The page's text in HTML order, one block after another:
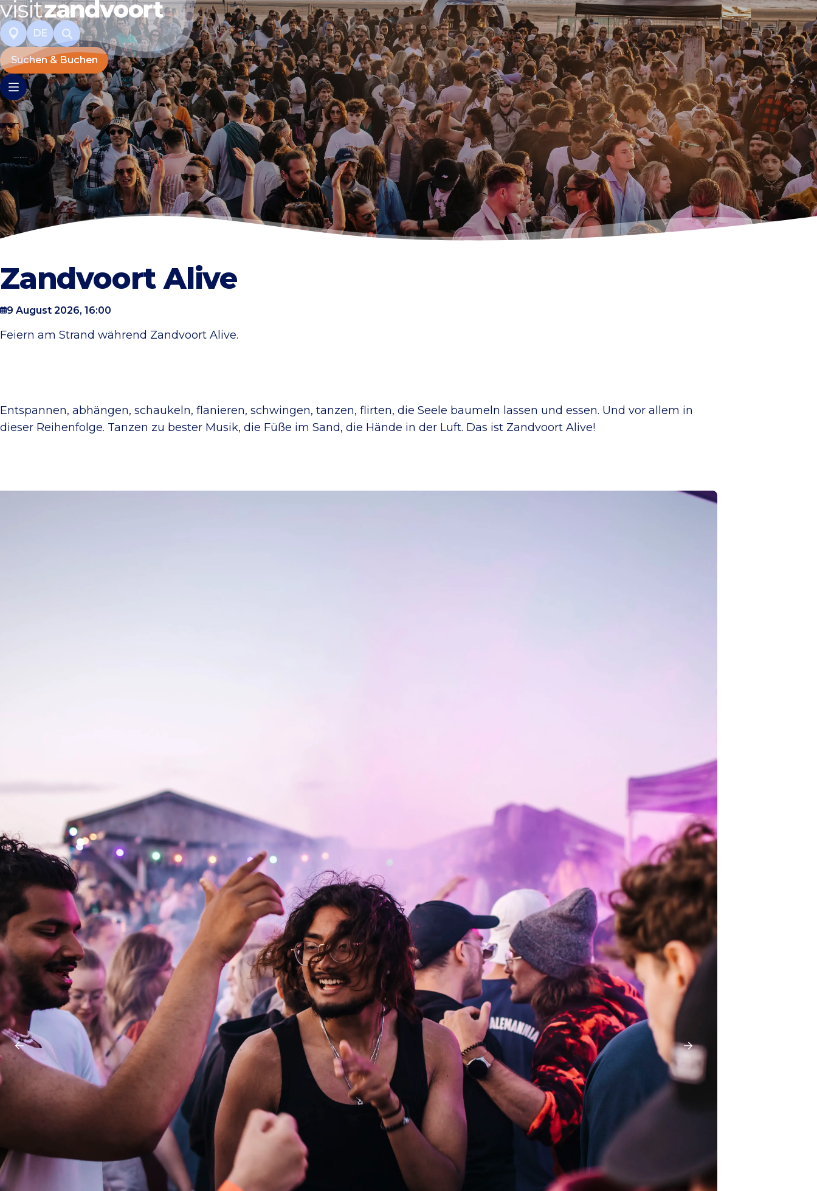
DE
Suchen & Buchen
Zandvoort Alive
9 August 2026, 16:00
Feiern am Strand während Zandvoort Alive.
Entspannen, abhängen, schaukeln, flanieren, schwingen, tanzen, flirten, die Seele baumeln lassen und essen. Und vor allem in
dieser Reihenfolge. Tanzen zu bester Musik, die Füße im Sand, die Hände in der Luft. Das ist Zandvoort Alive!